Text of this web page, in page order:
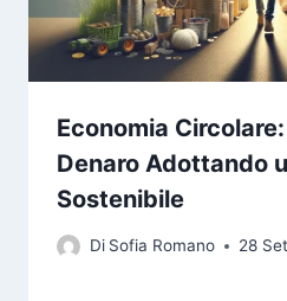
Economia
Denaro Adottando
Sostenibile
Di Sofia Romano 28